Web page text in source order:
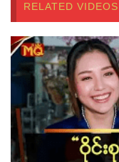
RELATED VIDEOS